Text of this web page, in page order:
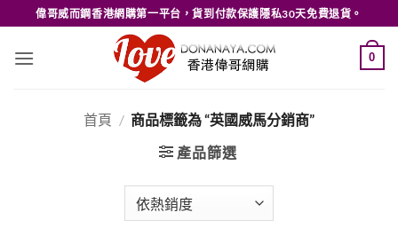
to
content
偉哥威而鋼香港網購第一平台，貨到付款保護隱私30天免費退貨。
0
首頁 / 商品標籤為 “英國威馬分銷商”
產品篩選